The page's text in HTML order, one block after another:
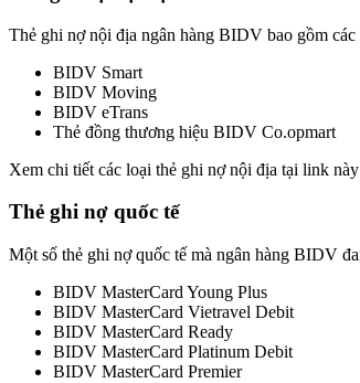
Thẻ ghi nợ nội địa ngân hàng BIDV bao gồm các
BIDV Smart
BIDV Moving
BIDV eTrans
Thẻ đồng thương hiệu BIDV Co.opmart
Xem chi tiết các loại thẻ ghi nợ nội địa tại link này
Thẻ ghi nợ quốc tế
Một số thẻ ghi nợ quốc tế mà ngân hàng BIDV
BIDV MasterCard Young Plus
BIDV MasterCard Vietravel Debit
BIDV MasterCard Ready
BIDV MasterCard Platinum Debit
BIDV MasterCard Premier